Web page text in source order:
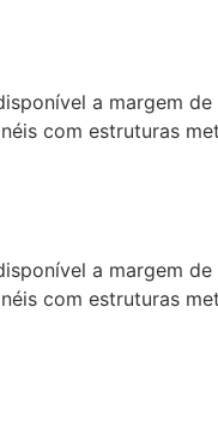
a margem de
com estruturas
a margem de
com estruturas